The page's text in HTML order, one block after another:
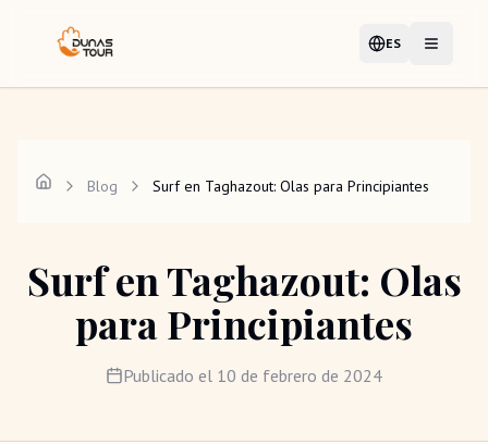
ES
IdiomaAbrir
Blog Surf en Taghazout: Olas para Principiantes
Surf en Taghazout: Olas
para Principiantes
Publicado el 10 de febrero de 2024